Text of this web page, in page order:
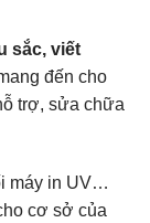
sắc, viết
đến cho
trợ, sửa chữa
máy in UV…
cơ sở của